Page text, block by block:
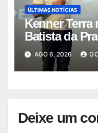
ÚLTIMAS NOTÍCIAS
Kenner Terra
Batista da
…AGO 6, 2026
Deixe um